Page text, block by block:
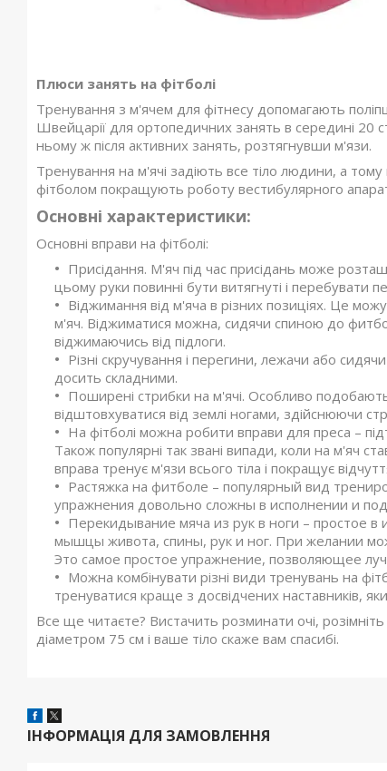
Плюси занять на фітболі
Тренування з м'ячем для фітнесу допомагають
Швейцарії для ортопедичних занять в середині 20
ньому ж після активних занять, розтягнувши м'язи.
Тренування на м'ячі задіють все тіло людини, а
фітболом покращують роботу вестибулярного
Основні характеристики:
Основні вправи на фітболі:
Присідання. М'яч під час присідань може
цьому руки повинні бути витягнуті і перебувати
Віджимання від м'яча в різних позиціях. Це
м'яч. Віджиматися можна, сидячи спиною до
віджимаючись від підлоги.
Різні скручування і перегини, лежачи або
досить складними.
Поширені стрибки на м'ячі. Особливо
відштовхуватися від землі ногами, здійснюючи
На фітболі можна робити вправи для преса –
Також популярні так звані випади, коли на м'яч
вправа тренує м'язи всього тіла і покращує
Растяжка на фитболе – популярный вид
упражнения довольно сложны в исполнении и
Перекидывание мяча из рук в ноги – простое
мышцы живота, спины, рук и ног. При желании
Это самое простое упражнение, позволяющее
Можна комбінувати різні види тренувань на
тренуватися краще з досвідчених наставників,
Все ще читаєте? Вистачить розминати очі,
діаметром 75 см і ваше тіло скаже вам спасибі.
ІНФОРМАЦІЯ ДЛЯ ЗАМОВЛЕННЯ